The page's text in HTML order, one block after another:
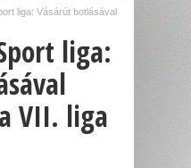
liga: Vásárút botlásával
liga:
VII. liga